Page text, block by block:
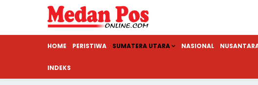
HOME PERISTIWA SUMATERA UTARA NASIONAL
INDEKS